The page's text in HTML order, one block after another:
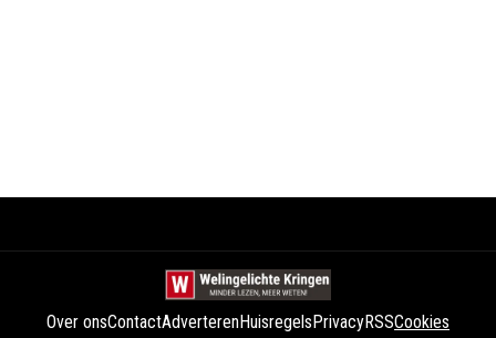
Over onsContactAdverterenHuisregelsPrivacyRSSCookies